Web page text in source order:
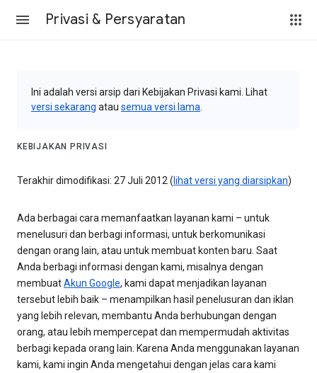
Privasi & Persyaratan
Ini adalah versi arsip dari Kebijakan Privasi kami. Lihat
versi sekarang atau semua versi lama
KEBIJAKAN PRIVASI
Terakhir dimodifikasi: 27 Juli 2012 ( lihat versi yang diarsipkan)
Ada berbagai cara memanfaatkan layanan kami – untuk
menelusuri dan berbagi informasi, untuk berkomunikasi
dengan orang lain, atau untuk membuat konten baru. Saat
Anda berbagi informasi dengan kami, misalnya dengan
membuatAkun Google, kami dapat menjadikan layanan
tersebut lebih baik – menampilkan hasil penelusuran dan iklan
yang lebih relevan, membantu Anda berhubungan dengan
orang, atau lebih mempercepat dan mempermudah aktivitas
berbagi kepada orang lain. Karena Anda menggunakan layanan
kami, kami ingin Anda mengetahui dengan jelas cara kami